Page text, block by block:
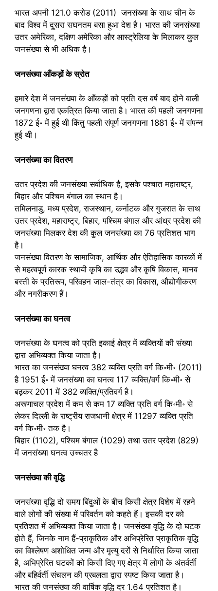
भारत अपनी 121.0 करोड (2011) जनसंख्‍या के साथ चीन के
बाद विश्‍व में दूसरा सघनतम बसा हुआ देश है। भारत की जनसंख्‍या
उतर अमेरिका, दक्षिण अमेरिका और आस्ट्रेलिया के मिलाकर कुल
जनसंख्या से भी अधिक है।
जनसंख्या आँकड़ों के स्रोत
हमारे देश में जनसंख्या के आँकड़ों को प्रति दस वर्ष बाद होने वाली
जनगणना द्वारा एकत्रित किया जाता है। भारत की पहली जनगणना
1872 ई॰ में हुई थी किंतु पहली संपूर्ण जनगणना 1881 ई॰ में संपन्न
हुई थी।
जनसंख्या का वितरण
उतर प्रदेश की जनसंख्या सर्वाधिक है, इसके पश्चात महाराष्ट्र,
बिहार और पश्चिम बंगाल का स्थान है।
तमिलनाडु, मध्य प्रदेश, राजस्थान, कर्नाटक और गुजरात के साथ
उतर प्रदेश, महाराष्ट्र, बिहार, पश्चिम बंगाल और आंध्र प्रदेश की
जनसंख्या मिलकर देश की कुल जनसंख्या का 76 प्रतिशत भाग
है।
जनसंख्या वितरण के सामाजिक, आर्थिक और ऐतिहासिक कारकों में
से महत्वपूर्ण कारक स्थायी कृषि का उद्भव और कृषि विकास, मानव
बस्ती के प्रतिरूप, परिवहन जाल-तंत्र का विकास, औद्योगीकरण
और नगरीकरण हैं।
जनसंख्या का घनत्व
जनसंख्या के घनत्व को प्रति इकाई क्षेत्र में व्यक्तियों की संख्या
द्वारा अभिव्यक्त किया जाता है।
भारत का जनसंख्या घनत्व 382 व्यक्ति प्रति वर्ग कि॰मी॰ (2011)
है 1951 ई॰ में जनसंख्या का घनत्व 117 व्यक्ति/वर्ग कि॰मी॰ से
बढ़कर 2011 में 382 व्यक्ति/प्रतिवर्ग है।
अरूणाचल प्रदेश में कम से कम 17 व्यक्ति प्रति वर्ग कि॰मी॰ से
लेकर दिल्ली के राष्ट्रीय राजधानी क्षेत्र में 11297 व्यक्ति प्रति
वर्ग कि॰मी॰ तक है।
बिहार (1102), पश्चिम बंगाल (1029) तथा उतर प्रदेश (829)
में जनसंख्या घनत्व उच्चतर है
जनसंख्या की वृद्धि
जनसंख्या वृद्धि दो समय बिंदुओं के बीच किसी क्षेत्र विशेष में रहने
वाले लोगों की संख्या में परिवर्तन को कहते हैं। इसकी दर को
प्रतिशत में अभिव्यक्त किया जाता है। जनसंख्या वृद्धि के दो घटक
होते हैं, जिनके नाम हैं-प्राकृतिक और अभिप्रेरित प्राकृतिक वृद्धि
का विश्लेषण अशोधित जन्म और मृत्यु दरों से निर्धारित किया जाता
है, अभिप्रेरित घटकों को किसी दिए गए क्षेत्र में लोगों के अंतर्वर्ती
और बहिर्वर्ती संचलन की प्रबलता द्वारा स्पष्ट किया जाता है।
भारत की जनसंख्या की वार्षिक वृद्धि दर 1.64 प्रतिशत है।